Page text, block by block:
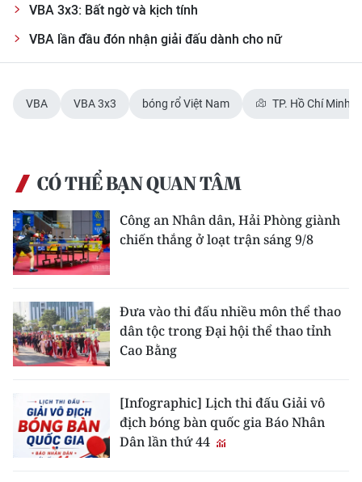
VBA 3x3: Bất ngờ và kịch tính
VBA lần đầu đón nhận giải đấu dành cho nữ
VBA VBA 3x3 bóng rổ Việt Nam TP. Hồ Chí Minh
CÓ THỂ BẠN QUAN TÂM
Công an Nhân dân, Hải Phòng giành
chiến thắng ở loạt trận sáng 9/8
Đưa vào thi đấu nhiều môn thể thao
dân tộc trong Đại hội thể thao tỉnh
Cao Bằng
[Infographic] Lịch thi đấu Giải vô
địch bóng bàn quốc gia Báo Nhân
Dân lần thứ 44